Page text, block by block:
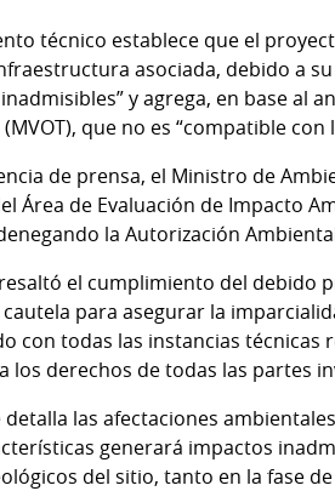
técnico establece que el
asociada, debido a
y agrega, en base al
que no es “compatible
de prensa, el Ministro de
Área de Evaluación de Impacto
la Autorización Ambiental
el cumplimiento del debido
para asegurar la
con todas las instancias
los derechos de todas las partes
detalla las afectaciones
generará impactos
del sitio, tanto en la fase